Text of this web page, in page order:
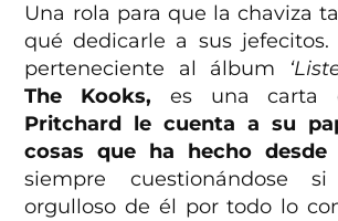
Una rola para que la chaviza
qué dedicarle a sus jefecitos.
perteneciente al álbum
The Kooks, es una carta
Pritchard le cuenta a su
cosas que ha hecho desde
siempre cuestionándose
orgulloso de él por todo lo